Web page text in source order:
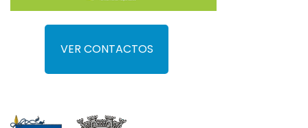
VER CONTACTOS